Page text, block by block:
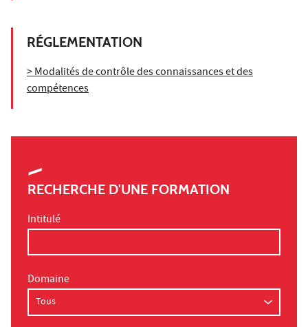
RÉGLEMENTATION
> Modalités de contrôle des connaissances et des
compétences
RECHERCHE D'UNE FORMATION
Intitulé
Domaine